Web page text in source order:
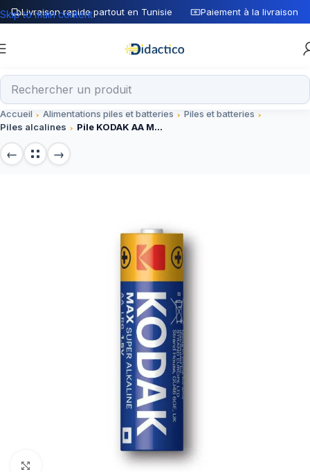
Livraison rapide partout en Tunisie Paiement à la livraison
Skip to main content
Accueil Alimentations piles et batteries
Piles et batteries
Piles alcalines
Pile KODAK AA Max alkaline